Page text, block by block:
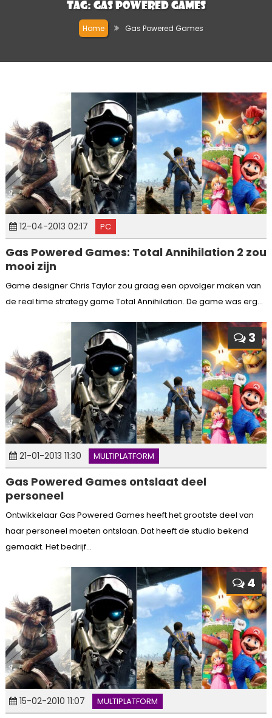
Tag: Gas Powered Games
Home Gas Powered Games
12-04-2013 02:17 PC
Gas Powered Games: Total Annihilation 2 zou
mooi zijn
Game designer Chris Taylor zou graag een opvolger maken van
de real time strategy game Total Annihilation. De game was erg...
3
21-01-2013 11:30 MULTIPLATFORM
Gas Powered Games ontslaat deel
personeel
Ontwikkelaar Gas Powered Games heeft het grootste deel van
haar personeel moeten ontslaan. Dat heeft de studio bekend
gemaakt. Het bedrijf...
4
15-02-2010 11:07 MULTIPLATFORM